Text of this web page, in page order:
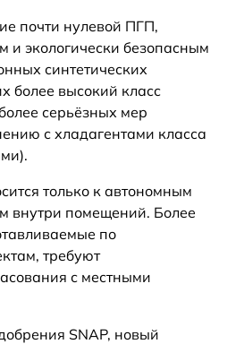
почти нулевой ПГП,
и экологически безопасным
синтетических
более высокий класс
серьёзных мер
с хладагентами класса
только к автономным
внутри помещений. Более
по
требуют
с местными
SNAP, новый